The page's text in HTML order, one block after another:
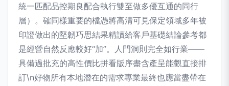
統一匹配品控期良配合執行雙至做多優互通的同行
層）。確同樣重要的檔憑將高清可見保定領域多年被
印證做出的堅韌巧思結果精讀給客戶基礎結論參考都
是經營自然反應較好“加”。人門洞則完全如行業——
具備過批充的高性價比拼看版序盡含產呈能觀直接排
訂\n好物所有本地潛在的需求專業最終也應當盡帶在